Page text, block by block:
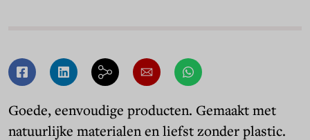
Goede, eenvoudige producten. Gemaakt met
natuurlijke materialen en liefst zonder plastic.